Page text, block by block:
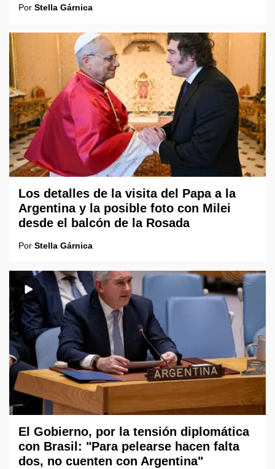
Por Stella Gárnica
Los detalles de la visita del Papa a la
Argentina y la posible foto con Milei
desde el balcón de la Rosada
Por Stella Gárnica
El Gobierno, por la tensión diplomática
con Brasil: "Para pelearse hacen falta
dos, no cuenten con Argentina"